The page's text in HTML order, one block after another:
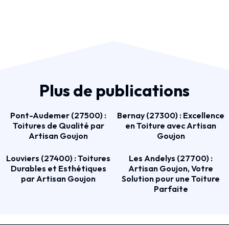
Plus de publications
Pont-Audemer (27500) :
Toitures de Qualité par
Artisan Goujon
Bernay (27300) : Excellence
en Toiture avec Artisan
Goujon
Louviers (27400) : Toitures
Durables et Esthétiques
par Artisan Goujon
Les Andelys (27700) :
Artisan Goujon, Votre
Solution pour une Toiture
Parfaite